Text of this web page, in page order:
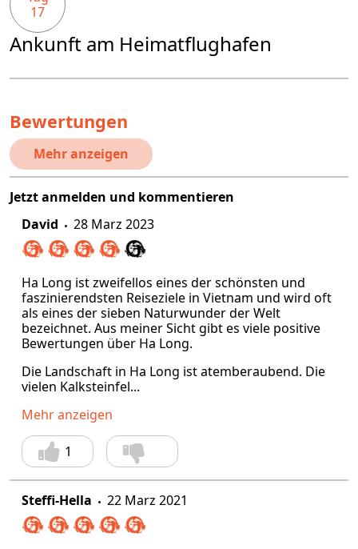
17
Ankunft am Heimatflughafen
Bewertungen
Mehr anzeigen
Jetzt anmelden und kommentieren
David
28 Marz 2023
Ha Long ist zweifellos eines der schönsten und
faszinierendsten Reiseziele in Vietnam und wird oft
als eines der sieben Naturwunder der Welt
bezeichnet. Aus meiner Sicht gibt es viele positive
Bewertungen über Ha Long.
Die Landschaft in Ha Long ist atemberaubend. Die
vielen Kalksteinfel...
Mehr anzeigen
1
Steffi-Hella 22 Marz 2021